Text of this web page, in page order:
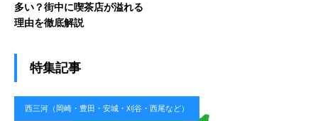
多い？街中に喫茶店が溢れる
理由を徹底解説
特集記事
西三河（岡崎・豊田・安城・刈谷・西尾など）